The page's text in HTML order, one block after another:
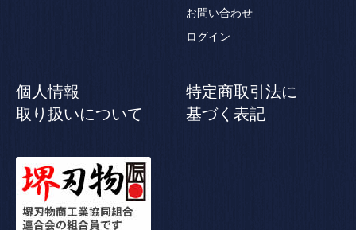
お問い合わせ
ログイン
個人情報
取り扱いについて
特定商取引法に
基づく表記